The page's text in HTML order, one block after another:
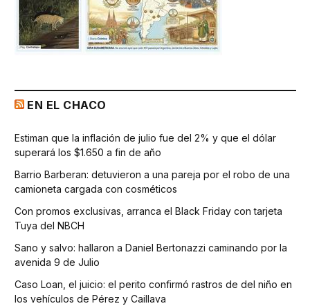
EN EL CHACO
Estiman que la inflación de julio fue del 2% y que el dólar
superará los $1.650 a fin de año
Barrio Barberan: detuvieron a una pareja por el robo de una
camioneta cargada con cosméticos
Con promos exclusivas, arranca el Black Friday con tarjeta
Tuya del NBCH
Sano y salvo: hallaron a Daniel Bertonazzi caminando por la
avenida 9 de Julio
Caso Loan, el juicio: el perito confirmó rastros de del niño en
los vehículos de Pérez y Caillava